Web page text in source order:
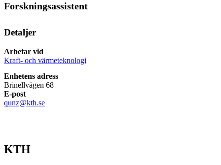
Forskningsassistent
Detaljer
Arbetar vid
Kraft- och värmeteknologi
Enhetens adress
Brinellvägen 68
E-post
qunz@kth.se
KTH